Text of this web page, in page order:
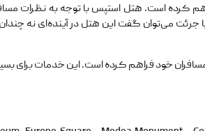
کرده است. هتل استپس با توجه به نظرات
می‌توان گفت این هتل در آینده‌ای نه
خود فراهم کرده است. این خدمات برای